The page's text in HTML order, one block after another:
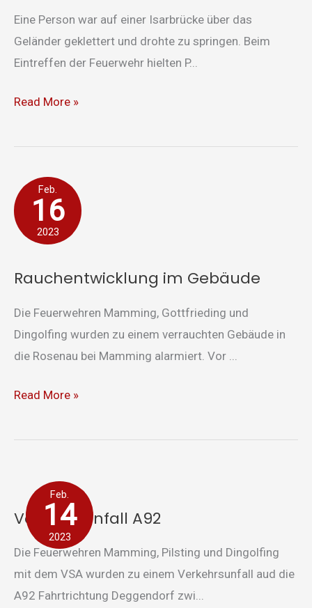
Eine Person war auf einer Isarbrücke über das
Geländer geklettert und drohte zu springen. Beim
Eintreffen der Feuerwehr hielten P...
Read More »
Feb.
16
2023
Rauchentwicklung im Gebäude
Die Feuerwehren Mamming, Gottfrieding und
Dingolfing wurden zu einem verrauchten Gebäude in
die Rosenau bei Mamming alarmiert. Vor ...
Rauchentwicklung
im
Gebäude
Read More »
Feb.
14
2023
Verkehrsunfall A92
Die Feuerwehren Mamming, Pilsting und Dingolfing
mit dem VSA wurden zu einem Verkehrsunfall aud die
A92 Fahrtrichtung Deggendorf zwi...
Verkehrsunfall
A92